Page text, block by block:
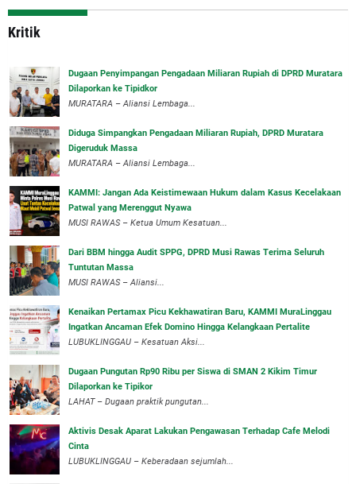
Kritik
‎Dugaan Penyimpangan Pengadaan Miliaran Rupiah di DPRD Muratara
Dilaporkan ke Tipidkor
‎MURATARA – Aliansi Lembaga...
Diduga Simpangkan Pengadaan Miliaran Rupiah, DPRD Muratara
Digeruduk Massa
‎MURATARA – Aliansi Lembaga...
‎KAMMI: Jangan Ada Keistimewaan Hukum dalam Kasus Kecelakaan
Patwal yang Merenggut Nyawa
‎MUSI RAWAS – Ketua Umum Kesatuan...
Dari BBM hingga Audit SPPG, DPRD Musi Rawas Terima Seluruh
Tuntutan Massa
MUSI RAWAS – Aliansi...
‎Kenaikan Pertamax Picu Kekhawatiran Baru, KAMMI MuraLinggau
Ingatkan Ancaman Efek Domino Hingga Kelangkaan Pertalite
‎LUBUKLINGGAU – Kesatuan Aksi...
Dugaan Pungutan Rp90 Ribu per Siswa di SMAN 2 Kikim Timur
Dilaporkan ke Tipikor
LAHAT – Dugaan praktik pungutan...
Aktivis Desak Aparat Lakukan Pengawasan Terhadap Cafe Melodi
Cinta
LUBUKLINGGAU – Keberadaan sejumlah...